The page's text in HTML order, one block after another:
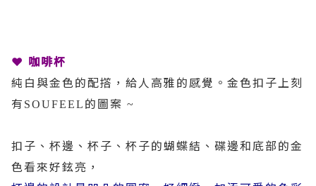
❤ 咖啡杯
純白與金色的配撘，給人高雅的感覺。金色扣子上刻
有 SOUFEEL 的圖案 ~
扣子、杯邊、杯子、杯子的蝴蝶結、碟邊和底部的金
色看來好鉉亮，